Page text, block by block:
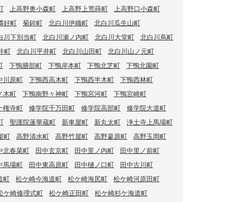
上高野奥小森町 上高野上荒蒔町
上高野口小森町
好町
菊鉾町 北白川伊織町
北白川瓜生山町
川下別当町
北白川瀬ノ内町 北白川大堂町
北白川蔦町
町
北白川平井町 北白川山田町
北白川山ノ元町
下鴨膳部町 下鴨岸本町 下鴨北芝町
下鴨北園町
川原町
下鴨西高木町 下鴨西半木町
下鴨西林町
木町
下鴨南野々神町 下鴨宮河町
下鴨宮崎町
権寺町
修学院千万田町 修学院高部町
修学院大道町
聖護院蓮華蔵町 新車屋町 新丸太町
浄土寺上馬場町
町
高野清水町 高野竹屋町 高野蓼原町
高野玉岡町
北春菜町
田中玄京町 田中里ノ内町
田中里ノ前町
馬場町
田中東高原町 田中樋ノ口町
田中古川町
町
松ケ崎今海道町 松ケ崎海尻町
松ケ崎河原田町
ケ崎修理式町
松ケ崎正田町
松ケ崎杉ケ海道町